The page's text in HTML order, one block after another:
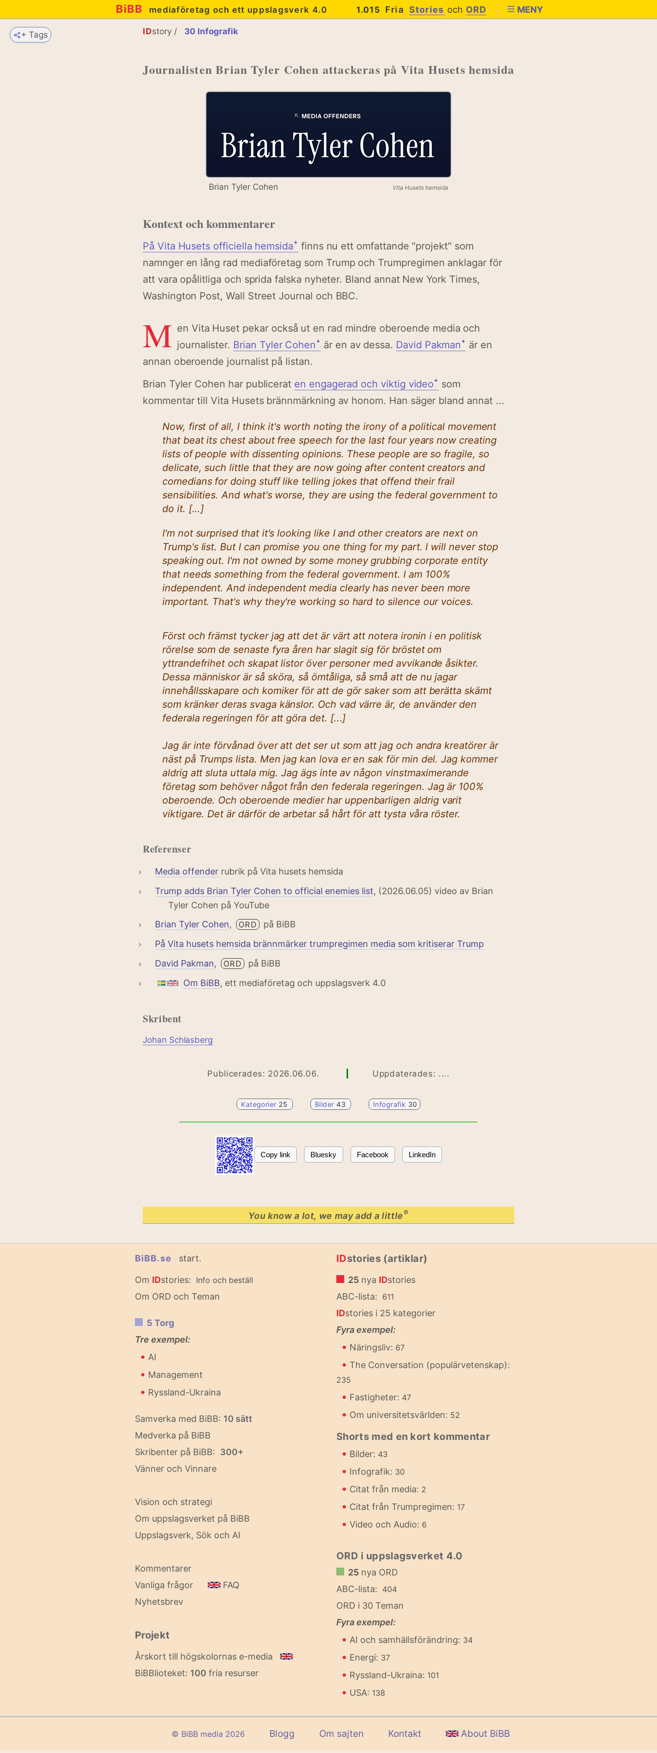
BiBB mediaföretag och ett uppslagsverk 4.0 1.015 Fria Stories och ORD MENY
+ Tags IDstory / 30 Infografik
Journalisten Brian Tyler Cohen attackeras på Vita Husets hemsida
Brian Tyler Cohen Vita Husets hemsida
Kontext och kommentarer
På Vita Husets officiella hemsidaꜜ finns nu ett omfattande "projekt" som
namnger en lång rad mediaföretag som Trump och Trumpregimen anklagar för
att vara opålitliga och sprida falska nyheter. Bland annat New York Times,
Washington Post, Wall Street Journal och BBC.
M en Vita Huset pekar också ut en rad mindre oberoende media och
journalister. Brian Tyler Cohenꜜ är en av dessa. David Pakmanꜜ är en
annan oberoende journalist på listan.
Brian Tyler Cohen har publicerat en engagerad och viktig videoꜜ som
kommentar till Vita Husets brännmärkning av honom. Han säger bland annat ...
Now, first of all, I think it's worth noting the irony of a political movement
that beat its chest about free speech for the last four years now creating
lists of people with dissenting opinions. These people are so fragile, so
delicate, such little that they are now going after content creators and
comedians for doing stuff like telling jokes that offend their frail
sensibilities. And what's worse, they are using the federal government to
do it. [...]
I'm not surprised that it's looking like I and other creators are next on
Trump's list. But I can promise you one thing for my part. I will never stop
speaking out. I'm not owned by some money grubbing corporate entity
that needs something from the federal government. I am 100%
independent. And independent media clearly has never been more
important. That's why they're working so hard to silence our voices.
Först och främst tycker jag att det är värt att notera ironin i en politisk
rörelse som de senaste fyra åren har slagit sig för bröstet om
yttrandefrihet och skapat listor över personer med avvikande åsikter.
Dessa människor är så sköra, så ömtåliga, så små att de nu jagar
innehållsskapare och komiker för att de gör saker som att berätta skämt
som kränker deras svaga känslor. Och vad värre är, de använder den
federala regeringen för att göra det. [...]
Jag är inte förvånad över att det ser ut som att jag och andra kreatörer är
näst på Trumps lista. Men jag kan lova er en sak för min del. Jag kommer
aldrig att sluta uttala mig. Jag ägs inte av någon vinstmaximerande
företag som behöver något från den federala regeringen. Jag är 100%
oberoende. Och oberoende medier har uppenbarligen aldrig varit
viktigare. Det är därför de arbetar så hårt för att tysta våra röster.
Referenser
Media offender rubrik på Vita husets hemsida
Trump adds Brian Tyler Cohen to official enemies list, (2026.06.05) video av Brian
Tyler Cohen på YouTube
Brian Tyler Cohen, ORD
på BiBB
På Vita husets hemsida brännmärker trumpregimen media som kritiserar Trump
David Pakman, ORD
på BiBB
Om BiBB, ett mediaföretag och uppslagsverk 4.0
Skribent
Johan Schlasberg
Publicerades: 2026.06.06. Uppdaterades: ....
Kategorier 25 Bilder43 Infografik 30
Copy link Bluesky Facebook LinkedIn
You know a lot, we may add a little®
BiBB.se start.
Om IDstories: Info och beställ
Om ORD och Teman
5 Torg
Tre exempel:
• AI
• Management
• Ryssland-Ukraina
Samverka med BiBB: 10 sätt
Medverka på BiBB
Skribenter på BiBB: 300+
Vänner och Vinnare
Vision och strategi
Om uppslagsverket på BiBB
Uppslagsverk, Sök och AI
Kommentarer
Vanliga frågor
FAQ
Nyhetsbrev
Projekt
Årskort till högskolornas e-media
BiBBlioteket: 100 fria resurser
IDstories (artiklar)
25 nya IDstories
ABC-lista: 611
IDstories i 25 kategorier
Fyra exempel:
• Näringsliv: 67
• The Conversation (populärvetenskap):
235
• Fastigheter: 47
• Om universitetsvärlden: 52
Shorts med en kort kommentar
• Bilder: 43
• Infografik: 30
• Citat från media: 2
• Citat från Trumpregimen: 17
• Video och Audio: 6
ORD i uppslagsverket 4.0
25 nya ORD
ABC-lista: 404
ORD i 30 Teman
Fyra exempel:
• AI och samhällsförändring: 34
• Energi: 37
• Ryssland-Ukraina: 101
• USA: 138
© BiBB media 2026 Blogg Om sajten Kontakt About BiBB